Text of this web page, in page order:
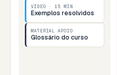
VÍDEO · 15 MIN
Exemplos resolvidos
MATERIAL APOIO
Glossário do curso